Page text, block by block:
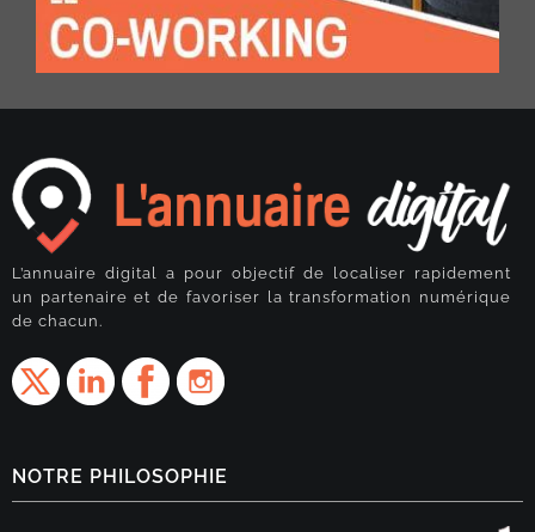
L’annuaire digital a pour objectif de localiser rapidement
un partenaire et de favoriser la transformation numérique
de chacun.
NOTRE PHILOSOPHIE